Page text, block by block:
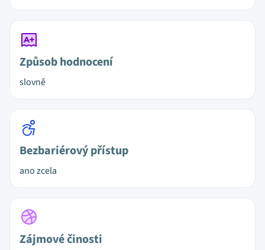
Způsob hodnocení
slovně
Bezbariérový přístup
ano zcela
Zájmové činosti